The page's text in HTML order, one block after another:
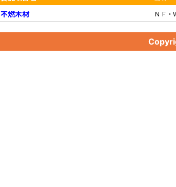
不燃木材 ＮＦ・